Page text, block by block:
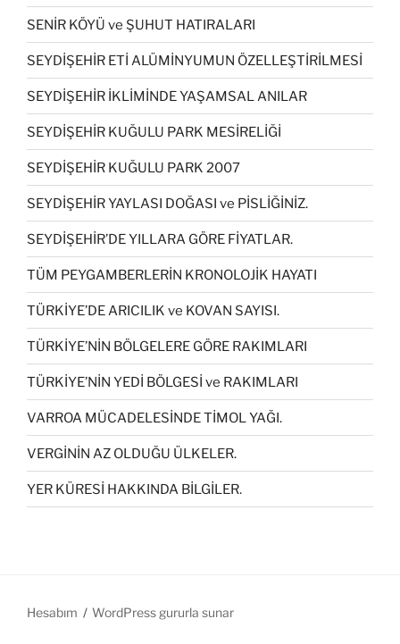
SENİR KÖYÜ ve ŞUHUT HATIRALARI
SEYDİŞEHİR ETİ ALÜMİNYUMUN ÖZELLEŞTİRİLMESİ
SEYDİŞEHİR İKLİMİNDE YAŞAMSAL ANILAR
SEYDİŞEHİR KUĞULU PARK MESİRELİĞİ
SEYDİŞEHİR KUĞULU PARK 2007
SEYDİŞEHİR YAYLASI DOĞASI ve PİSLİĞİNİZ.
SEYDİŞEHİR’DE YILLARA GÖRE FİYATLAR.
TÜM PEYGAMBERLERİN KRONOLOJİK HAYATI
TÜRKİYE’DE ARICILIK ve KOVAN SAYISI.
TÜRKİYE’NİN BÖLGELERE GÖRE RAKIMLARI
TÜRKİYE’NİN YEDİ BÖLGESİ ve RAKIMLARI
VARROA MÜCADELESİNDE TİMOL YAĞI.
VERGİNİN AZ OLDUĞU ÜLKELER.
YER KÜRESİ HAKKINDA BİLGİLER.
Hesabım WordPress gururla sunar